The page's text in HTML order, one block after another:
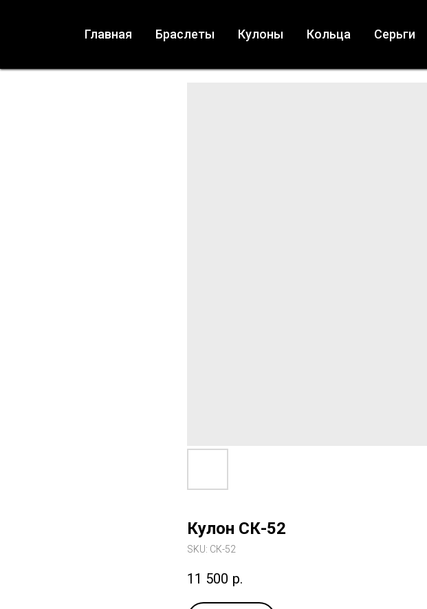
Главная Браслеты Кулоны Кольца Серьги
Кулон СК-52
SKU: СК-52
11 500 р.